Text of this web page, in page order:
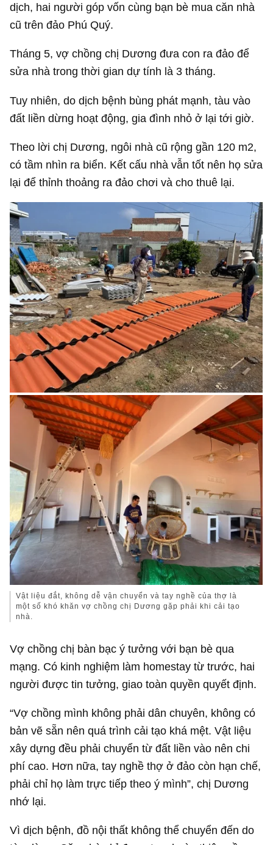
dịch, hai người góp vốn cùng bạn bè mua căn nhà
cũ trên đảo Phú Quý.
Tháng 5, vợ chồng chị Dương đưa con ra đảo để
sửa nhà trong thời gian dự tính là 3 tháng.
Tuy nhiên, do dịch bệnh bùng phát mạnh, tàu vào
đất liền dừng hoạt động, gia đình nhỏ ở lại tới giờ.
Theo lời chị Dương, ngôi nhà cũ rộng gần 120 m2,
có tầm nhìn ra biển. Kết cấu nhà vẫn tốt nên họ sửa
lại để thỉnh thoảng ra đảo chơi và cho thuê lại.
Vật liệu đắt, không dễ vận chuyển và tay nghề của thợ là
một số khó khăn vợ chồng chị Dương gặp phải khi cải tạo
nhà.
Vợ chồng chị bàn bạc ý tưởng với bạn bè qua
mạng. Có kinh nghiệm làm homestay từ trước, hai
người được tin tưởng, giao toàn quyền quyết định.
“Vợ chồng mình không phải dân chuyên, không có
bản vẽ sẵn nên quá trình cải tạo khá mệt. Vật liệu
xây dựng đều phải chuyển từ đất liền vào nên chi
phí cao. Hơn nữa, tay nghề thợ ở đảo còn hạn chế,
phải chỉ họ làm trực tiếp theo ý mình”, chị Dương
nhớ lại.
Vì dịch bệnh, đồ nội thất không thể chuyển đến do